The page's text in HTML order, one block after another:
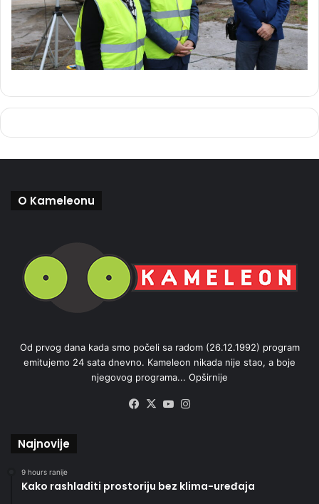
O Kameleonu
Od prvog dana kada smo počeli sa radom (26.12.1992) program
emitujemo 24 sata dnevno. Kameleon nikada nije stao, a boje
njegovog programa... Opširnije
Facebook
X YouTube
Najnovije
9 hours ranije
Kako rashladiti prostoriju bez klima-uređaja